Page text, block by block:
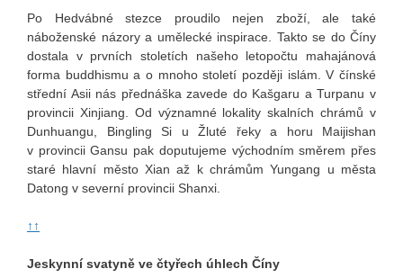
Po Hedvábné stezce proudilo nejen zboží, ale také
náboženské názory a umělecké inspirace. Takto se do Číny
dostala v prvních stoletích našeho letopočtu mahajánová
forma buddhismu a o mnoho století později islám. V čínské
střední Asii nás přednáška zavede do Kašgaru a Turpanu v
provincii Xinjiang. Od významné lokality skalních chrámů v
Dunhuangu, Bingling Si u Žluté řeky a horu Maijishan
v provincii Gansu pak doputujeme východním směrem přes
staré hlavní město Xian až k chrámům Yungang u města
Datong v severní provincii Shanxi.
↑↑
Jeskynní svatyně ve čtyřech úhlech Číny